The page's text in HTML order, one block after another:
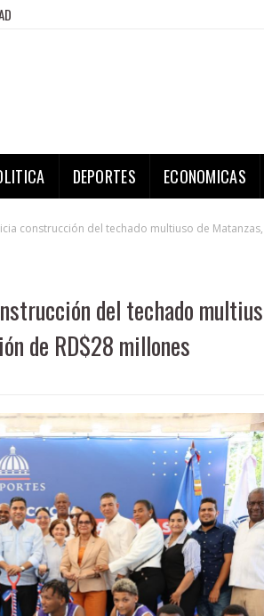
DEPORTES ECONOMICAS
construcción del techado multiuso de Matanzas,
del techado
de RD$28 millones